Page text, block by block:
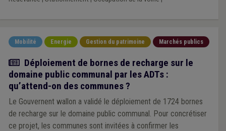
Mobilité Energie Gestion du patrimoine Marchés publics
Article
Déploiement de bornes de recharge sur le
domaine public communal par les ADTs :
qu’attend-on des communes ?
Le Gouvernent wallon a validé le déploiement de 1724 bornes
de recharge sur le domaine public communal. Pour concrétiser
ce projet, les communes sont invitées à confirmer les